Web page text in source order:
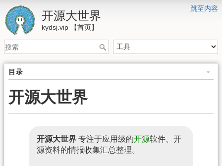
跳至内容
开源大世界
kydsj.vip 【首页】
目录
开源大世界
开源大世界 专注于应用级的开源软件、开
源资料的情报收集汇总整理。